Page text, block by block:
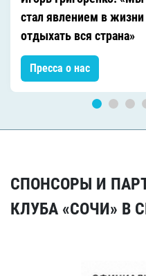
стал явлением в
отдыхать вся страна»
Пресса о нас
СПОНСОРЫ И
КЛУБА «СОЧИ» В